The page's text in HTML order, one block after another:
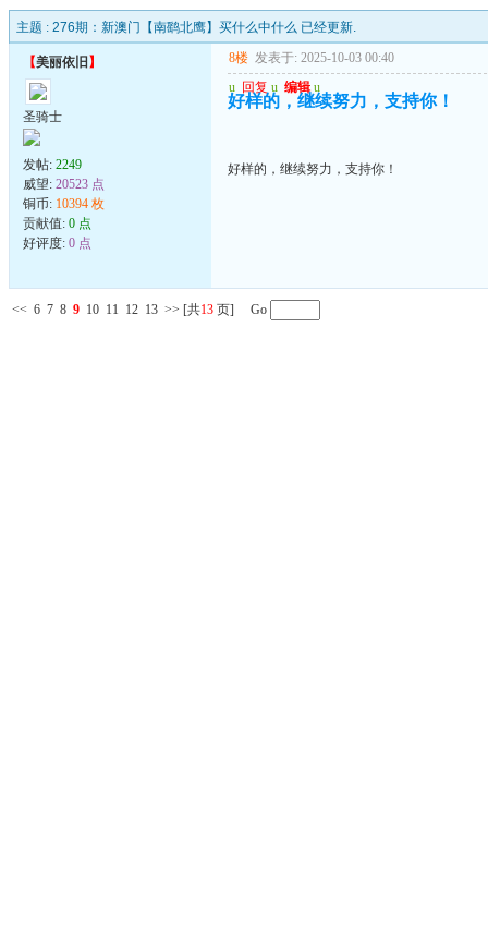
主题 : 276期：新澳门【南鹞北鹰】买什么中什么 已经更新.
【美丽依旧 】
圣骑士
发帖: 2249
威望: 20523 点
铜币: 10394 枚
贡献值: 0 点
好评度: 0 点
8楼 发表于: 2025-10-03 00:40
u 回复 u 编辑 u
好样的，继续努力，支持你！
好样的，继续努力，支持你！
<< 6 7 8 9 10 11 12 13 >> [共13 页] Go